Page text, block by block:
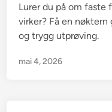
d
i
n
Lurer du på om faste
virker? Få en
og trygg utprøving.
mai 4, 2026